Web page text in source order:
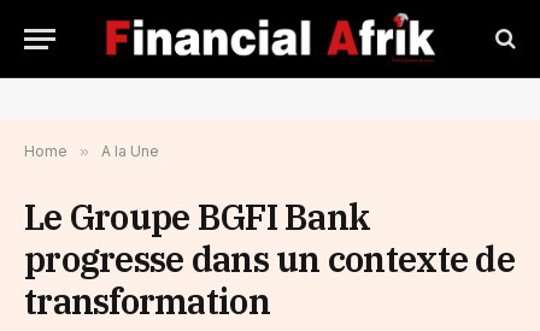
Home » A la Une
Le Groupe BGFI Bank
progresse dans un contexte de
transformation